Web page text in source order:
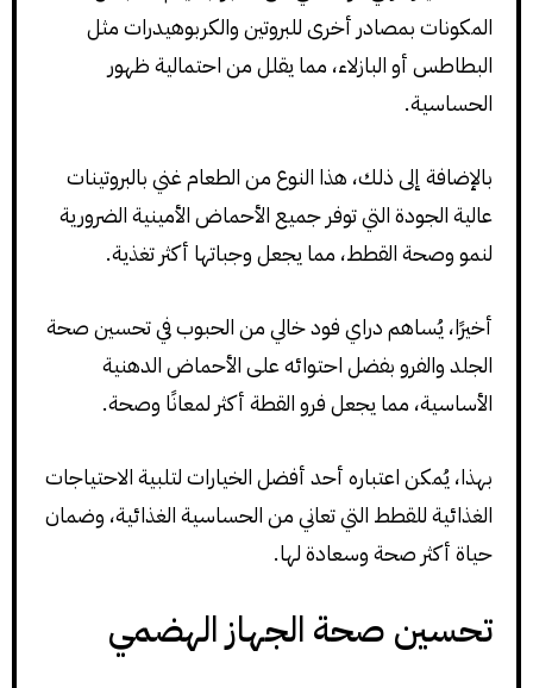
المكونات بمصادر أخرى للبروتين والكربوهيدرات مثل
البطاطس أو البازلاء، مما يقلل من احتمالية ظهور
الحساسية.
بالإضافة إلى ذلك، هذا النوع من الطعام غني بالبروتينات
عالية الجودة التي توفر جميع الأحماض الأمينية الضرورية
لنمو وصحة القطط، مما يجعل وجباتها أكثر تغذية.
أخيرًا، يُساهم دراي فود خالي من الحبوب في تحسين صحة
الجلد والفرو بفضل احتوائه على الأحماض الدهنية
الأساسية، مما يجعل فرو القطة أكثر لمعانًا وصحة.
بهذا، يُمكن اعتباره أحد أفضل الخيارات لتلبية الاحتياجات
الغذائية للقطط التي تعاني من الحساسية الغذائية، وضمان
حياة أكثر صحة وسعادة لها.
تحسين صحة الجهاز الهضمي